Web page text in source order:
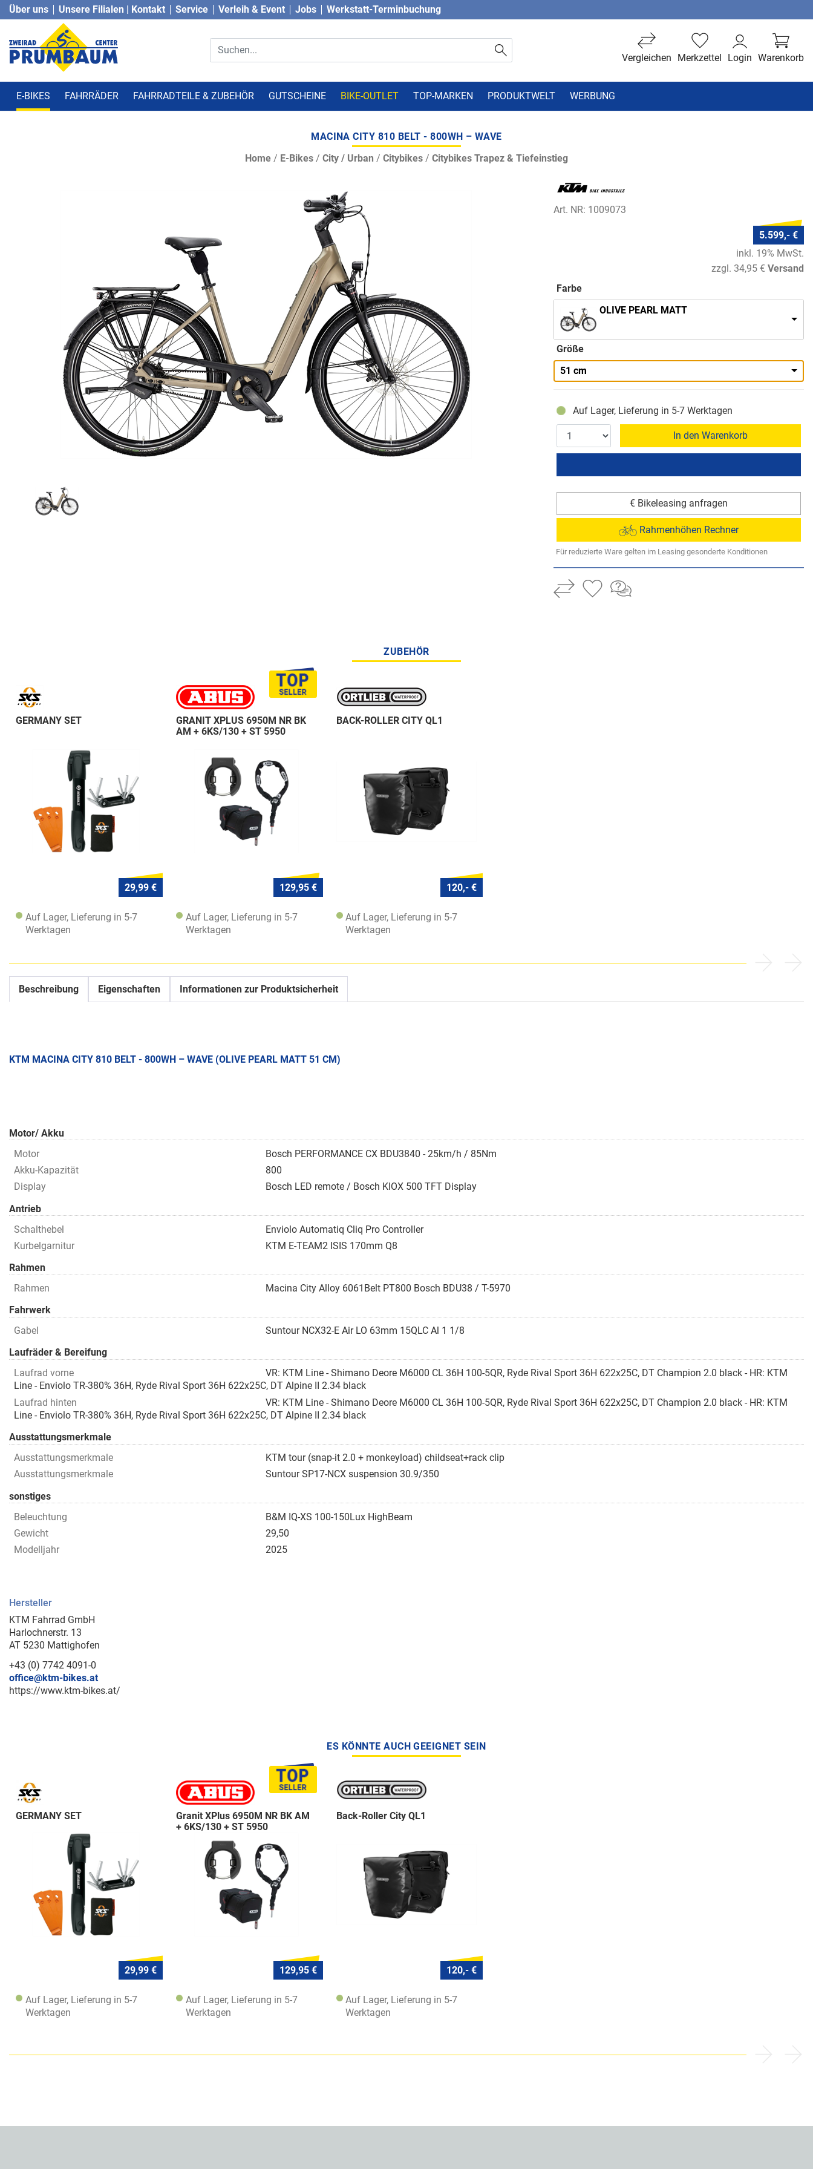
Über uns Unsere Filialen | Kontakt Service Verleih & Event Jobs Werkstatt-Terminbuchung
Warenkorb
Login
Merkzettel
Vergleichen
E-BIKES FAHRRÄDER FAHRRADTEILE & ZUBEHÖR GUTSCHEINE BIKE-OUTLET TOP-MARKEN PRODUKTWELT WERBUNG
MACINA CITY 810 BELT - 800WH – WAVE
Home / E-Bikes / City / Urban / Citybikes / Citybikes Trapez & Tiefeinstieg
Art. NR: 1009073
5.599,- €
inkl. 19% MwSt.
zzgl. 34,95 € Versand
Farbe
OLIVE PEARL MATT
Größe
51 cm
Auf Lager, Lieferung in 5-7 Werktagen
In den Warenkorb
€ Bikeleasing anfragen
Rahmenhöhen Rechner
Für reduzierte Ware gelten im Leasing gesonderte Konditionen
ZUBEHÖR
GERMANY SET
29,99 €
Auf Lager, Lieferung in 5-7
Werktagen
GRANIT XPLUS 6950M NR BK
AM + 6KS/130 + ST 5950
129,95 €
Auf Lager, Lieferung in 5-7
Werktagen
BACK-ROLLER CITY QL1
120,- €
Auf Lager, Lieferung in 5-7
Werktagen
Beschreibung Eigenschaften Informationen zur Produktsicherheit
KTM MACINA CITY 810 BELT - 800WH – WAVE (OLIVE PEARL MATT 51 CM)
Motor/ Akku
Motor
Bosch PERFORMANCE CX BDU3840 - 25km/h / 85Nm
Akku-Kapazität
800
Display
Bosch LED remote / Bosch KIOX 500 TFT Display
Antrieb
Schalthebel
Enviolo Automatiq Cliq Pro Controller
Kurbelgarnitur
KTM E-TEAM2 ISIS 170mm Q8
Rahmen
Rahmen
Macina City Alloy 6061Belt PT800 Bosch BDU38 / T-5970
Fahrwerk
Gabel
Suntour NCX32-E Air LO 63mm 15QLC Al 1 1/8
Laufräder & Bereifung
Laufrad vorne
VR: KTM Line - Shimano Deore M6000 CL 36H 100-5QR, Ryde Rival Sport 36H 622x25C, DT Champion 2.0 black - HR: KTM
Line - Enviolo TR-380% 36H, Ryde Rival Sport 36H 622x25C, DT Alpine II 2.34 black
Laufrad hinten
VR: KTM Line - Shimano Deore M6000 CL 36H 100-5QR, Ryde Rival Sport 36H 622x25C, DT Champion 2.0 black - HR: KTM
Line - Enviolo TR-380% 36H, Ryde Rival Sport 36H 622x25C, DT Alpine II 2.34 black
Ausstattungsmerkmale
Ausstattungsmerkmale
KTM tour (snap-it 2.0 + monkeyload) childseat+rack clip
Ausstattungsmerkmale
Suntour SP17-NCX suspension 30.9/350
sonstiges
Beleuchtung
B&M IQ-XS 100-150Lux HighBeam
Gewicht
29,50
Modelljahr
2025
Hersteller
KTM Fahrrad GmbH
Harlochnerstr. 13
AT 5230 Mattighofen
+43 (0) 7742 4091-0
office@ktm-bikes.at
https://www.ktm-bikes.at/
ES KÖNNTE AUCH GEEIGNET SEIN
GERMANY SET
29,99 €
Auf Lager, Lieferung in 5-7
Werktagen
Granit XPlus 6950M NR BK AM
+ 6KS/130 + ST 5950
129,95 €
Auf Lager, Lieferung in 5-7
Werktagen
Back-Roller City QL1
120,- €
Auf Lager, Lieferung in 5-7
Werktagen